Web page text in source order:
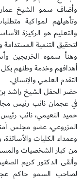
وأضاف سمو الشيخ
وتأهيلهم لمواكبة
والتعليم هو الركيزة
لتحقيق التنمية المستدامة
وهنأ سموه الخريجين
أهدافهم وخدمة وطنهم بكل
التقدم العلمي والإنساني.
حضر الحفل الشيخ راشد بن
في عجمان نائب رئيس
حميد النعيمي، نائب
المزروعي، عضو مجلس
وعمداء الكليات
من كبار الشخصيات
وألقى الدكتور كريم
لصاحب السمو حاكم